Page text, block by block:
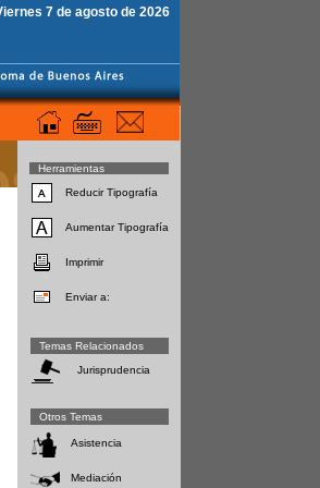
7 de agosto de 2026
Herramientas
Reducir Tipografía
Aumentar Tipografía
Imprimir
Enviar a:
Temas Relacionados
Jurisprudencia
Otros Temas
Asistencia
Mediación